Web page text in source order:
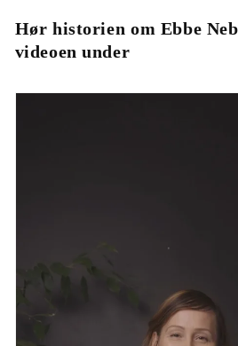
Hør historien om Ebbe
videoen under